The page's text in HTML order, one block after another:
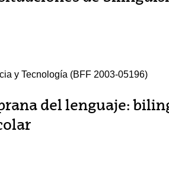
y Tecnología (BFF 2003-05196)
del lenguaje: